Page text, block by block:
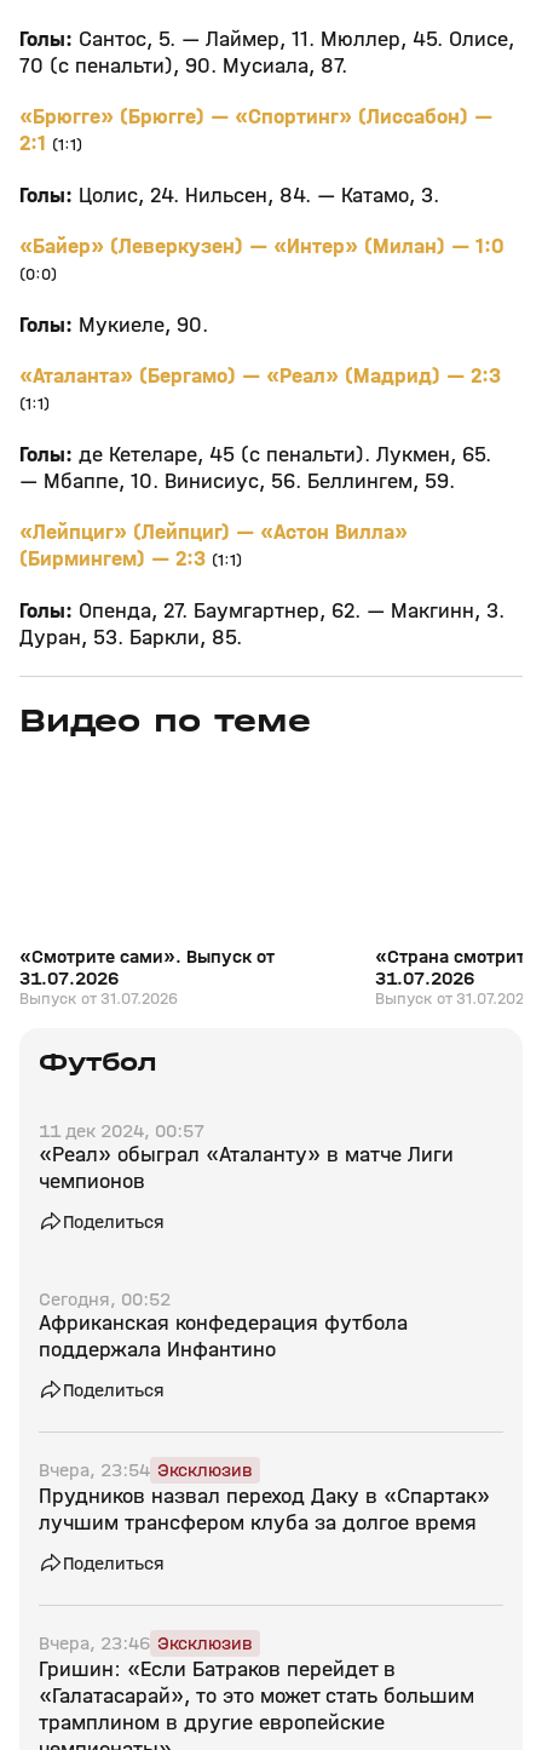
Голы: Сантос, 5. — Лаймер, 11. Мюллер, 45. Олисе,
70 (с пенальти), 90. Мусиала, 87.
«Брюгге» (Брюгге) — «Спортинг» (Лиссабон) —
2:1 (1:1)
Голы: Цолис, 24. Нильсен, 84. — Катамо, 3.
«Байер» (Леверкузен) — «Интер» (Милан) — 1:0
(0:0)
Голы: Мукиеле, 90.
«Аталанта» (Бергамо) — «Реал» (Мадрид) — 2:3
(1:1)
Голы: де Кетеларе, 45 (с пенальти). Лукмен, 65.
— Мбаппе, 10. Винисиус, 56. Беллингем, 59.
«Лейпциг» (Лейпциг) — «Астон Вилла»
(Бирмингем) — 2:3 (1:1)
Голы: Опенда, 27. Баумгартнер, 62. — Макгинн, 3.
Дуран, 53. Баркли, 85.
Видео по теме
31 июл, 17:10
«Смотрите сами». Выпуск от
31.07.2026
Выпуск от 31.07.2026
«Страна смотрит
31.07.2026
Выпуск от 31.07.2026
Футбол
11 дек 2024, 00:57
«Реал» обыграл «Аталанту» в матче Лиги
чемпионов
Поделиться
Сегодня, 00:52
Африканская конфедерация футбола
поддержала Инфантино
Поделиться
Вчера, 23:54 Эксклюзив
Прудников назвал переход Даку в «Спартак»
лучшим трансфером клуба за долгое время
Поделиться
Вчера, 23:46 Эксклюзив
Гришин: «Если Батраков перейдет в
«Галатасарай», то это может стать большим
трамплином в другие европейские